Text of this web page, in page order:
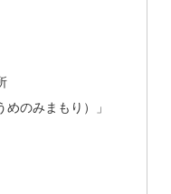
のみまもり）」